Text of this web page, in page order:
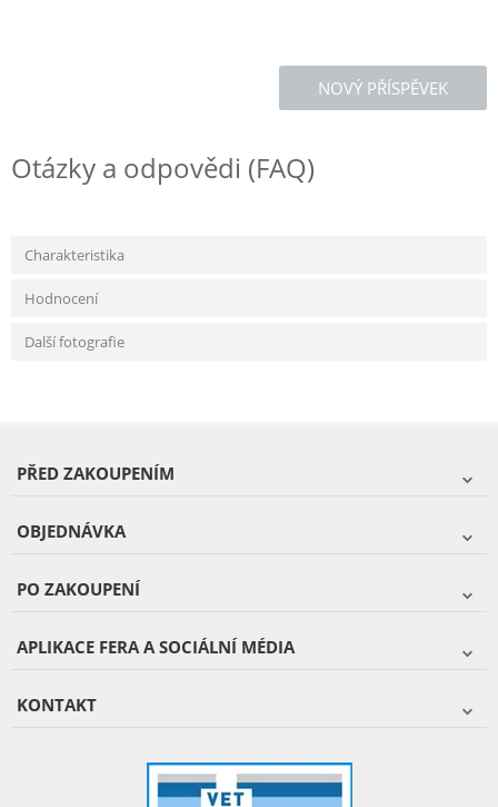
NOVÝ PŘÍSPĚVEK
Otázky a odpovědi (FAQ)
Charakteristika
Hodnocení
Další fotografie
PŘED ZAKOUPENÍM
OBJEDNÁVKA
PO ZAKOUPENÍ
APLIKACE FERA A SOCIÁLNÍ MÉDIA
KONTAKT